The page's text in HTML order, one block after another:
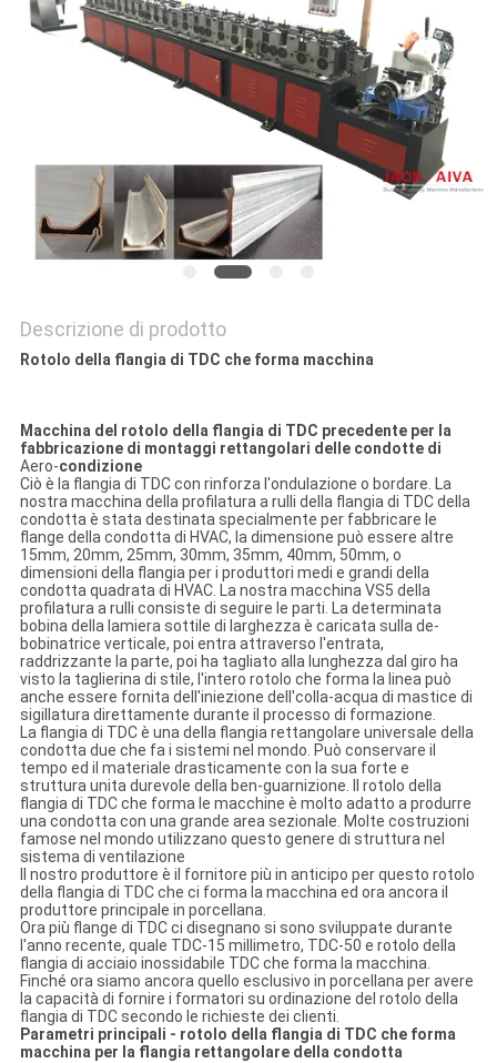
MAPPA
PRIVACY
POLICY
Descrizione di prodotto
Rotolo della flangia di TDC che forma macchina
Macchina del rotolo della flangia di TDC precedente per la
fabbricazione di montaggi rettangolari delle condotte di
Aero-condizione
Ciò è la flangia di TDC con rinforza l'ondulazione o bordare. La
nostra macchina della profilatura a rulli della flangia di TDC della
condotta è stata destinata specialmente per fabbricare le
flange della condotta di HVAC, la dimensione può essere altre
15mm, 20mm, 25mm, 30mm, 35mm, 40mm, 50mm, o
dimensioni della flangia per i produttori medi e grandi della
condotta quadrata di HVAC. La nostra macchina VS5 della
profilatura a rulli consiste di seguire le parti. La determinata
bobina della lamiera sottile di larghezza è caricata sulla de-
bobinatrice verticale, poi entra attraverso l'entrata,
raddrizzante la parte, poi ha tagliato alla lunghezza dal giro ha
visto la taglierina di stile, l'intero rotolo che forma la linea può
anche essere fornita dell'iniezione dell'colla-acqua di mastice di
sigillatura direttamente durante il processo di formazione.
La flangia di TDC è una della flangia rettangolare universale della
condotta due che fa i sistemi nel mondo. Può conservare il
tempo ed il materiale drasticamente con la sua forte e
struttura unita durevole della ben-guarnizione. Il rotolo della
flangia di TDC che forma le macchine è molto adatto a produrre
una condotta con una grande area sezionale. Molte costruzioni
famose nel mondo utilizzano questo genere di struttura nel
sistema di ventilazione
Il nostro produttore è il fornitore più in anticipo per questo rotolo
della flangia di TDC che ci forma la macchina ed ora ancora il
produttore principale in porcellana.
Ora più flange di TDC ci disegnano si sono sviluppate durante
l'anno recente, quale TDC-15 millimetro, TDC-50 e rotolo della
flangia di acciaio inossidabile TDC che forma la macchina.
Finché ora siamo ancora quello esclusivo in porcellana per avere
la capacità di fornire i formatori su ordinazione del rotolo della
flangia di TDC secondo le richieste dei clienti.
Parametri principali - rotolo della flangia di TDC che forma
macchina per la flangia rettangolare della condotta